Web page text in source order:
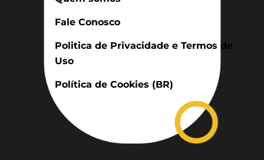
Fale Conosco
Politica de Privacidade e Termos de
Uso
Política de Cookies (BR)